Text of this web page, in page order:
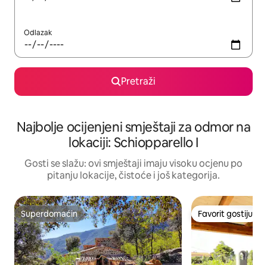
Odlazak
Pretraži
Najbolje ocijenjeni smještaji za odmor na
lokaciji: Schiopparello I
Gosti se slažu: ovi smještaji imaju visoku ocjenu po
pitanju lokacije, čistoće i još kategorija.
Superdomaćin
Superdomaćin Favorit gostiju
Favorit gostiju